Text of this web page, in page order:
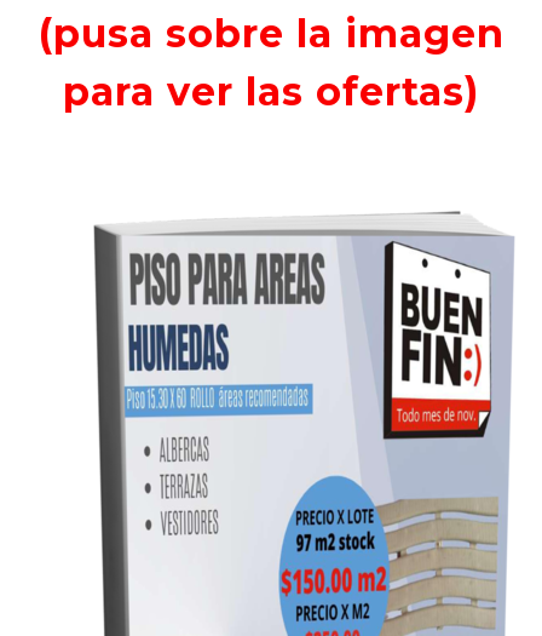
(pusa sobre la imagen
para ver las ofertas)